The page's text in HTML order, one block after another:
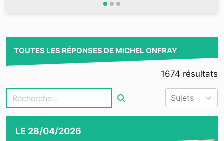
TOUTES LES RÉPONSES DE MICHEL ONFRAY
1674 résultats
Sujets
LE 28/04/2026